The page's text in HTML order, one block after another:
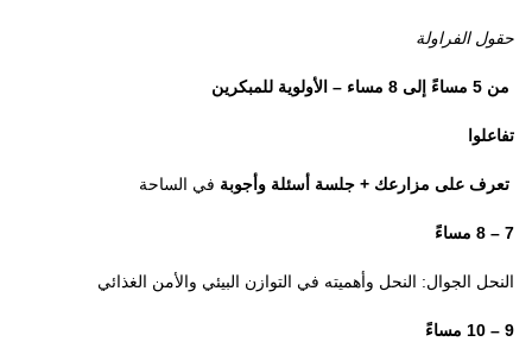
حقول الفراولة
من 5 مساءً إلى 8 مساء – الأولوية للمبكرين
تفاعلوا
تعرف على مزارعك + جلسة أسئلة وأجوبة في الساحة
7 – 8 مساءً
النحل الجوال: النحل وأهميته في التوازن البيئي والأمن الغذائي
9 – 10 مساءً